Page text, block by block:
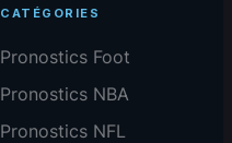
CATÉGORIES
Pronostics Foot
Pronostics NBA
Pronostics NFL